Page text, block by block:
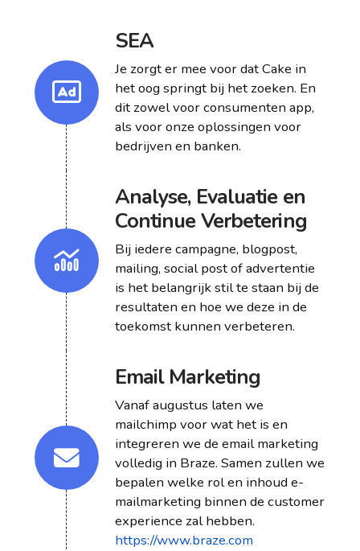
SEA
Je zorgt er mee voor dat Cake in
het oog springt bij het zoeken. En
dit zowel voor consumenten app,
als voor onze oplossingen voor
bedrijven en banken.
Analyse, Evaluatie en
Continue Verbetering
Bij iedere campagne, blogpost,
mailing, social post of advertentie
is het belangrijk stil te staan bij de
resultaten en hoe we deze in de
toekomst kunnen verbeteren.
Email Marketing
Vanaf augustus laten we
mailchimp voor wat het is en
integreren we de email marketing
volledig in Braze. Samen zullen we
bepalen welke rol en inhoud e-
mailmarketing binnen de customer
experience zal hebben.
https://www.braze.com